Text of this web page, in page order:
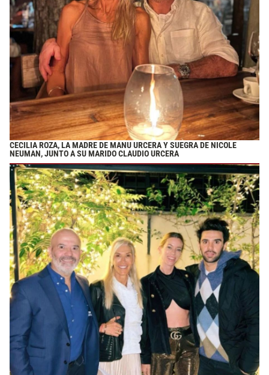
CECILIA ROZA, LA MADRE DE MANU URCERA Y SUEGRA DE NICOLE
NEUMAN, JUNTO A SU MARIDO CLAUDIO URCERA